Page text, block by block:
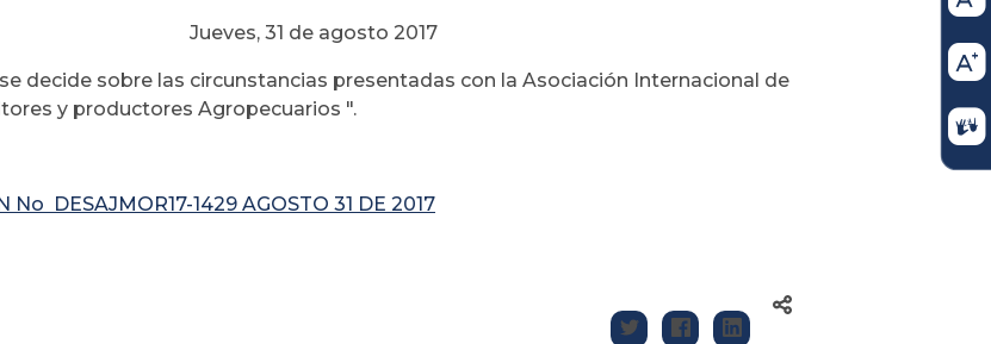
Jueves, 31 de agosto 2017
decide sobre las circunstancias presentadas con la Asociación Internacional de
y productores Agropecuarios ".
No DESAJMOR17-1429 AGOSTO 31 DE 2017